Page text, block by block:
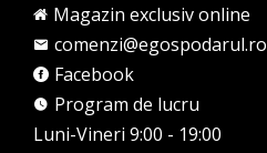
Magazin exclusiv online
comenzi@egospodarul.ro
Facebook
Program de lucru
Luni-Vineri 9:00 - 19:00